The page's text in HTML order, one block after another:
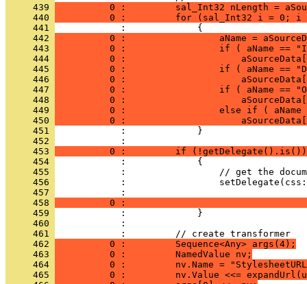
     439
0 :         sal_Int32 nLength =
     440
0 :         for (sal_Int32 i = 0; i
     441
     442
0 :                 aName =
     443
0 :                 if ( aName ==
     444
0 :
     445
0 :                 if ( aName ==
     446
0 :
     447
0 :                 if ( aName ==
     448
0 :
     449
0 :                 else if ( aName
     450
0 :
     451
     452
     453
          0 :         if (!getDelegate().is())
     454
     455
     456
     457
     458
0 :
     459
     460
     461
     462
          0 :         Sequence<Any> args(4);
     463
          0 :         NamedValue nv;
     464
0 :         nv.Name =
     465
0 :         nv.Value <<=